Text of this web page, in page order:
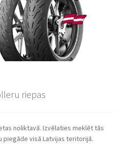
riepas
noliktavā. Izvēlaties meklēt tās
piegāde visā Latvijas teritorijā.